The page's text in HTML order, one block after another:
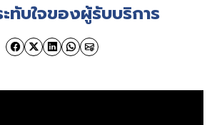
ทับใจของผู้รับบริการ